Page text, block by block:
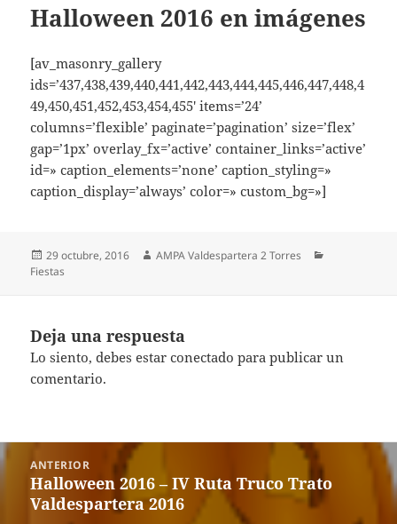
Halloween 2016 en imágenes
[av_masonry_gallery
ids=’437,438,439,440,441,442,443,444,445,446,447,448,4
49,450,451,452,453,454,455′ items=’24’
columns=’flexible’ paginate=’pagination’ size=’flex’
gap=’1px’ overlay_fx=’active’ container_links=’active’
id=» caption_elements=’none’ caption_styling=»
caption_display=’always’ color=» custom_bg=»]
Publicado
el
29 octubre, 2016 Autor
AMPA Valdespartera 2 Torres
Fiestas
Deja una respuesta
Lo siento, debes estarconectado para publicar un
comentario.
Navegación
de
entradas
ANTERIOR
Entrada
anterior:
Halloween 2016 – IV Ruta Truco Trato
Valdespartera 2016